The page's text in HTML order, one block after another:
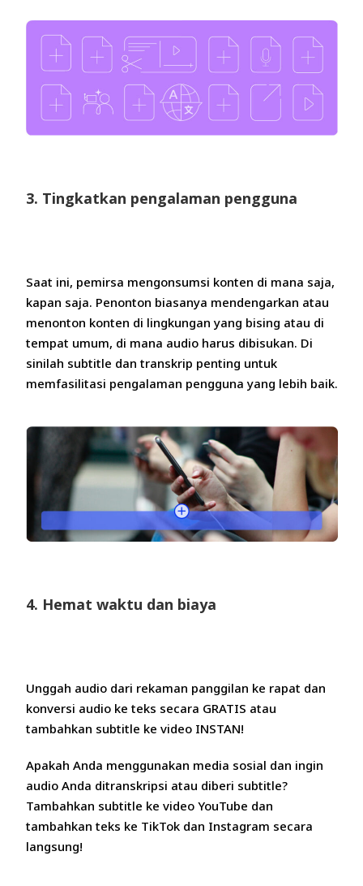
3. Tingkatkan pengalaman pengguna
Saat ini, pemirsa mengonsumsi konten di mana saja,
kapan saja. Penonton biasanya mendengarkan atau
menonton konten di lingkungan yang bising atau di
tempat umum, di mana audio harus dibisukan. Di
sinilah subtitle dan transkrip penting untuk
memfasilitasi pengalaman pengguna yang lebih baik.
4. Hemat waktu dan biaya
Unggah audio dari rekaman panggilan ke rapat dan
konversi audio ke teks secara GRATIS atau
tambahkan subtitle ke video INSTAN!
Apakah Anda menggunakan media sosial dan ingin
audio Anda ditranskripsi atau diberi subtitle?
Tambahkan subtitle ke video YouTube dan
tambahkan teks ke TikTok dan Instagram secara
langsung!